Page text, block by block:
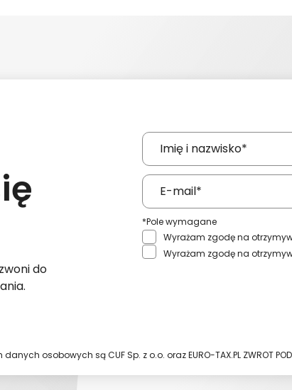
do
*Pole wymagane
Wyrażam zgodę na
Wyrażam zgodę na
osobowych są CUF Sp. z o.o. oraz EURO-TAX.PL ZWROT